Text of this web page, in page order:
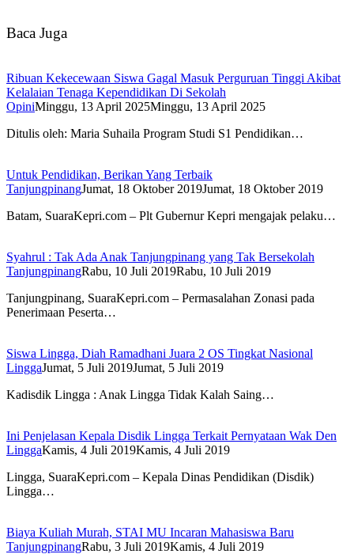
Baca Juga
Ribuan Kekecewaan Siswa Gagal Masuk Perguruan Tinggi Akibat
Kelalaian Tenaga Kependidikan Di Sekolah
OpiniMinggu, 13 April 2025Minggu, 13 April 2025
Ditulis oleh: Maria Suhaila Program Studi S1 Pendidikan…
Untuk Pendidikan, Berikan Yang Terbaik
TanjungpinangJumat, 18 Oktober 2019Jumat, 18 Oktober 2019
Batam, SuaraKepri.com – Plt Gubernur Kepri mengajak pelaku…
Syahrul : Tak Ada Anak Tanjungpinang yang Tak Bersekolah
TanjungpinangRabu, 10 Juli 2019Rabu, 10 Juli 2019
Tanjungpinang, SuaraKepri.com – Permasalahan Zonasi pada
Penerimaan Peserta…
Siswa Lingga, Diah Ramadhani Juara 2 OS Tingkat Nasional
LinggaJumat, 5 Juli 2019Jumat, 5 Juli 2019
Kadisdik Lingga : Anak Lingga Tidak Kalah Saing…
Ini Penjelasan Kepala Disdik Lingga Terkait Pernyataan Wak Den
LinggaKamis, 4 Juli 2019Kamis, 4 Juli 2019
Lingga, SuaraKepri.com – Kepala Dinas Pendidikan (Disdik)
Lingga…
Biaya Kuliah Murah, STAI MU Incaran Mahasiswa Baru
TanjungpinangRabu, 3 Juli 2019Kamis, 4 Juli 2019